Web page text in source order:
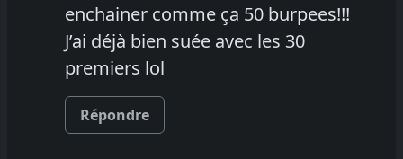
enchainer comme ça 50 burpees!!!
J’ai déjà bien suée avec les 30
premiers lol
Répondre